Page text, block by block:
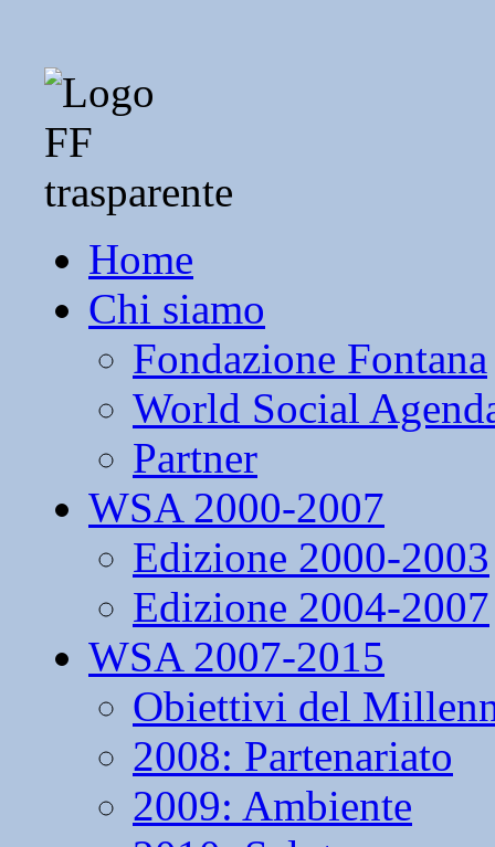
Home
Chi siamo
Fondazione Fontana
World Social
Partner
WSA 2000-2007
Edizione 2000-2003
Edizione 2004-2007
WSA 2007-2015
Obiettivi del
2008: Partenariato
2009: Ambiente